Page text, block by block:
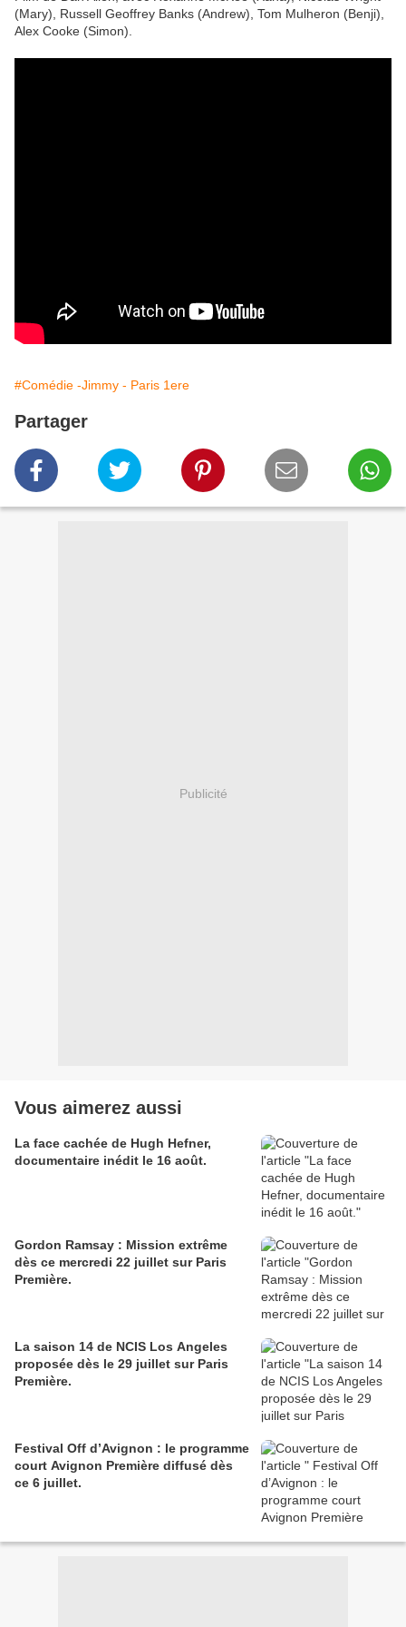
(Mary), Russell Geoffrey Banks (Andrew), Tom Mulheron (Benji),
Alex Cooke (Simon).
#Comédie -Jimmy - Paris 1ere
Partager
Publicité
Vous aimerez aussi
La face cachée de Hugh Hefner,
documentaire inédit le 16 août.
Gordon Ramsay : Mission extrême
dès ce mercredi 22 juillet sur Paris
Première.
La saison 14 de NCIS Los Angeles
proposée dès le 29 juillet sur Paris
Première.
Festival Off d’Avignon : le programme
court Avignon Première diffusé dès
ce 6 juillet.